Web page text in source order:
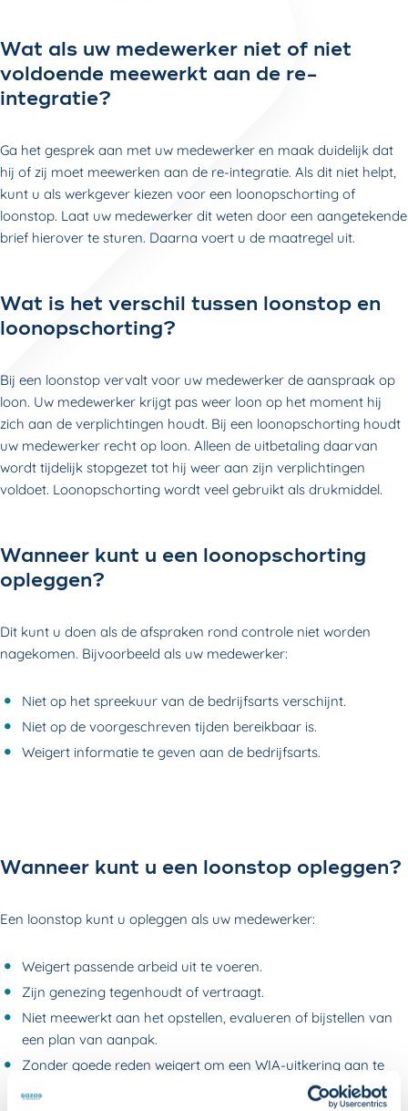
Wat als uw medewerker niet of niet
voldoende meewerkt aan de re-
integratie?
Ga het gesprek aan met uw medewerker en maak duidelijk dat
hij of zij moet meewerken aan de re-integratie. Als dit niet helpt,
kunt u als werkgever kiezen voor een loonopschorting of
loonstop. Laat uw medewerker dit weten door een aangetekende
brief hierover te sturen. Daarna voert u de maatregel uit.
Wat is het verschil tussen loonstop en
loonopschorting?
Bij een loonstop vervalt voor uw medewerker de aanspraak op
loon. Uw medewerker krijgt pas weer loon op het moment hij
zich aan de verplichtingen houdt. Bij een loonopschorting houdt
uw medewerker recht op loon. Alleen de uitbetaling daarvan
wordt tijdelijk stopgezet tot hij weer aan zijn verplichtingen
voldoet. Loonopschorting wordt veel gebruikt als drukmiddel.
Wanneer kunt u een loonopschorting
opleggen?
Dit kunt u doen als de afspraken rond controle niet worden
nagekomen. Bijvoorbeeld als uw medewerker:
Niet op het spreekuur van de bedrijfsarts verschijnt.
Niet op de voorgeschreven tijden bereikbaar is.
Weigert informatie te geven aan de bedrijfsarts.
Wanneer kunt u een loonstop opleggen?
Een loonstop kunt u opleggen als uw medewerker:
Weigert passende arbeid uit te voeren.
Zijn genezing tegenhoudt of vertraagt.
Niet meewerkt aan het opstellen, evalueren of bijstellen van
een plan van aanpak.
Zonder goede reden weigert om een WIA-uitkering aan te